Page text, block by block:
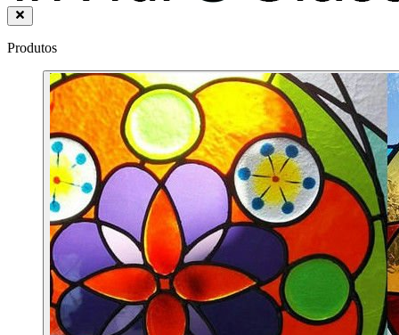
Produtos